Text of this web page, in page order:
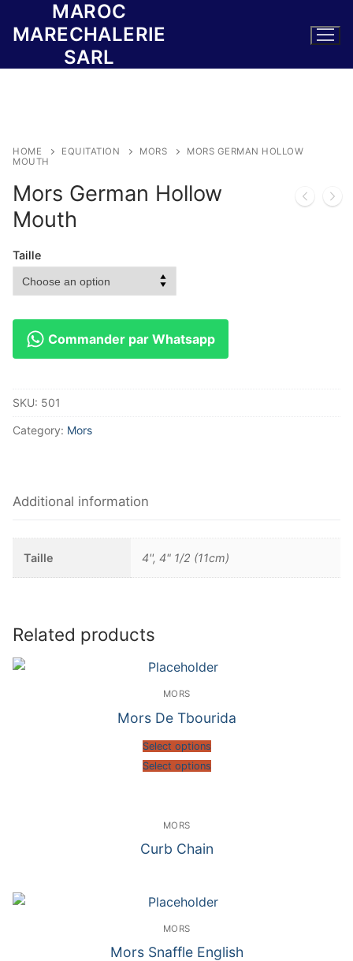
MAROC
MARECHALERIE
SARL
HOME EQUITATION MORS
MORS GERMAN HOLLOW
MOUTH
Mors German Hollow
Mouth
Taille
Commander par Whatsapp
SKU: 501
Category: Mors
Additional information
Taille 4'', 4" 1/2 (11cm)
Related products
MORS
Mors De Tbourida
Select options
Select options
MORS
Curb Chain
MORS
Mors Snaffle English